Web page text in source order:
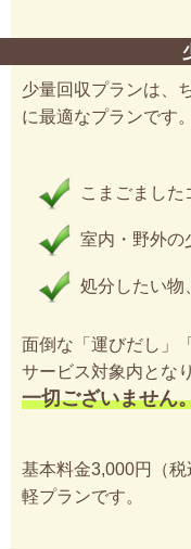
少量回収プランは、
に最適なプランです。
こまごました
室内・野外の
処分したい物
面倒な「運びだし」
サービス対象内とな
一切ございません
基本料金3,000円（
軽プランです。